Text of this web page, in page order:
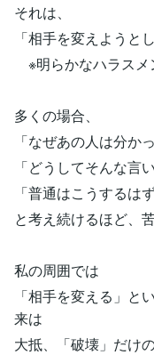
それは、
「相手を変えようと
※明らかなハラスメ
多くの場合、
「なぜあの人は分か
「どうしてそんな言
「普通はこうするは
と考え続けるほど、
私の周囲では
「相手を変える」と
来は
大抵、「破壊」だけ